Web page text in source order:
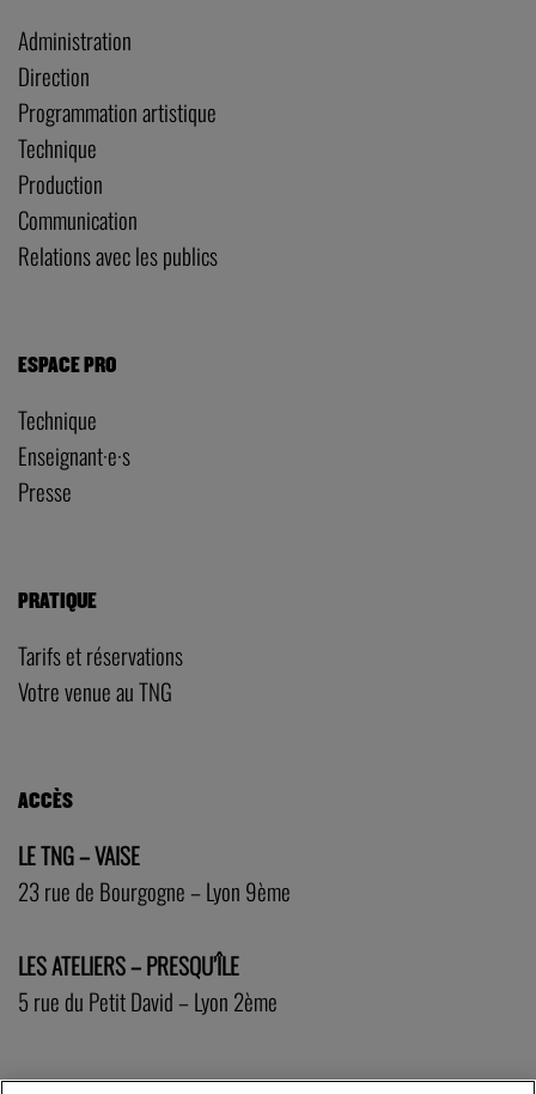
Administration
Direction
Programmation artistique
Technique
Production
Communication
Relations avec les publics
ESPACE PRO
Technique
Enseignant·e·s
Presse
PRATIQUE
Tarifs et réservations
Votre venue au TNG
ACCÈS
LE TNG – VAISE
23 rue de Bourgogne – Lyon 9ème
LES ATELIERS – PRESQU’ÎLE
5 rue du Petit David – Lyon 2ème